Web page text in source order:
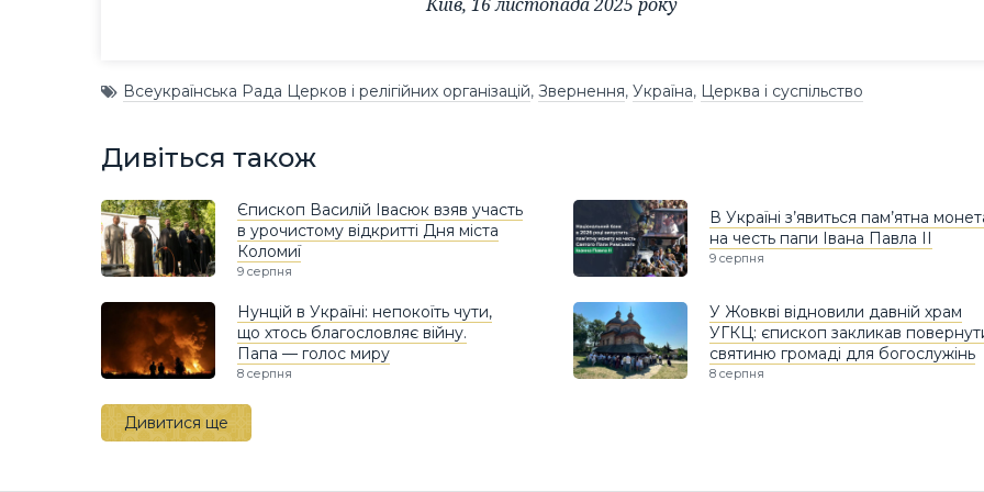
Всеукраїнська Рада Церков і релігійних організацій, Звернення, Україна, Церква і суспільство
Дивіться також
Єпископ Василій Івасюк взяв участь
в урочистому відкритті Дня міста
Коломиї
9 серпня
В Україні з’явиться пам’ятна
на честь папи Івана Павла II
9 серпня
Нунцій в Україні: непокоїть чути,
що хтось благословляє війну.
Папа — голос миру
8 серпня
У Жовкві відновили давній храм
УГКЦ: єпископ закликав
святиню громаді для богослужінь
8 серпня
Дивитися ще